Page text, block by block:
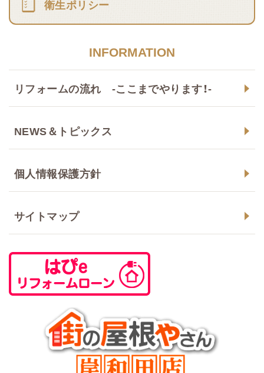
衛生ポリシー
INFORMATION
リフォームの流れ -ここまでやります！-
NEWS＆トピックス
個人情報保護方針
サイトマップ